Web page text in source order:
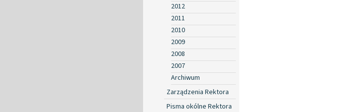
2012
2011
2010
2009
2008
2007
Archiwum
Zarządzenia Rektora
Pisma okólne Rektora